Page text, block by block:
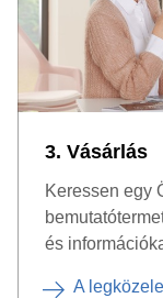
3. Vásárlás
Keressen egy
és
A